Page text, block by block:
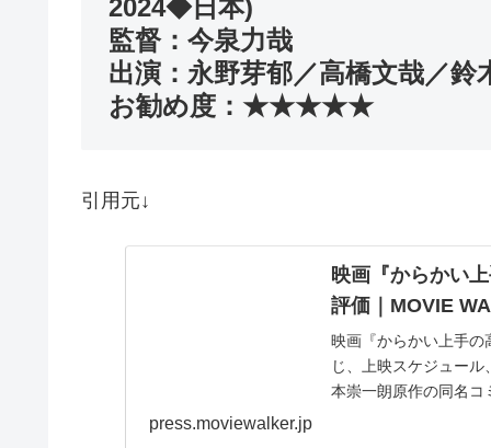
2024◆日本)
監督：今泉力哉
出演：永野芽郁／高橋文哉／鈴
お勧め度：★★★★★
引用元↓
映画『からかい
評価｜MOVIE
映画『からかい上手
じ、上映スケジュー
本崇一朗原作の同名コ
press.moviewalker.jp